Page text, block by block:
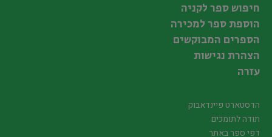
חיפוש ספר לקניה
הוספת ספר למכירה
הספרים המבוקשים
הצהרת נגישות
עזרה
הדסטארט פיינדאבוק
תודה לתומכים
דפי ספר באתר